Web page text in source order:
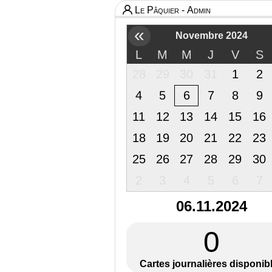
Le Pâquier - Admin
« Novembre 2024
L M M J V
S
1
2
4
5 6 7 8
9
11
12 13 14 15
16
18
19 20 21 22
23
25
26 27 28 29
30
06.11.2024
0
Cartes journalières